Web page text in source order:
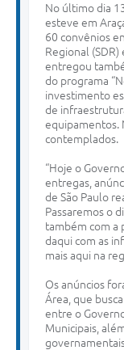
No último dia
esteve em
60 convênios
Regional (SDR)
entregou
do programa
investimento
de
equipamentos.
contemplados.
“Hoje o
entregas,
de São Paulo
Passaremos o
também com a
daqui com as
mais aqui na
Os anúncios
Área, que
entre o
Municipais,